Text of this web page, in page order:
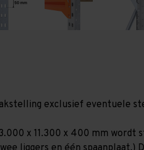
exclusief eventuele
x 11.300 x 400 mm wordt